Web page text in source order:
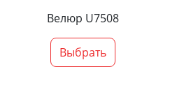
Велюр U7508
Выбрать